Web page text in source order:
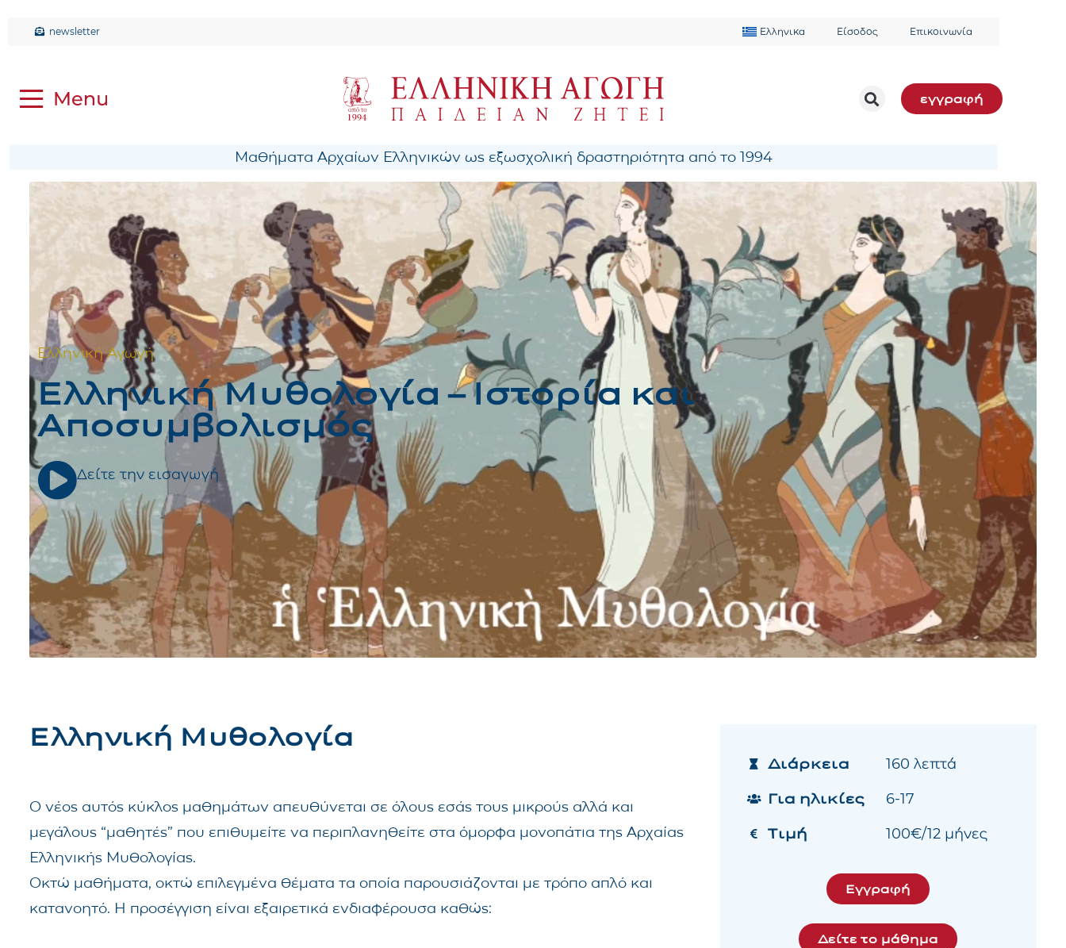
newsletter Ελληνικα Είσοδος Επικοινωνία
εγγραφή
Μαθήματα Αρχαίων Ελληνικών ως εξωσχολική δραστηριότητα από το 1994
Ελληνική Αγωγή
Ελληνική Μυθολογία – Ιστορία και
Αποσυμβολισμός
Δείτε την εισαγωγή
Ελληνική Μυθολογία
Ο νέος αυτός κύκλος μαθημάτων απευθύνεται σε όλους εσάς τους μικρούς αλλά και
μεγάλους “μαθητές” που επιθυμείτε να περιπλανηθείτε στα όμορφα μονοπάτια της Αρχαίας
Ελληνικής Μυθολογίας.
Οκτώ μαθήματα, οκτώ επιλεγμένα θέματα τα οποία παρουσιάζονται με τρόπο απλό και
κατανοητό. Η προσέγγιση είναι εξαιρετικά ενδιαφέρουσα καθώς:
Διάρκεια
Για ηλικίες
Τιμή
160 λεπτά
6-17
100€/12 μήνες
Εγγραφή
Δείτε το μάθημα